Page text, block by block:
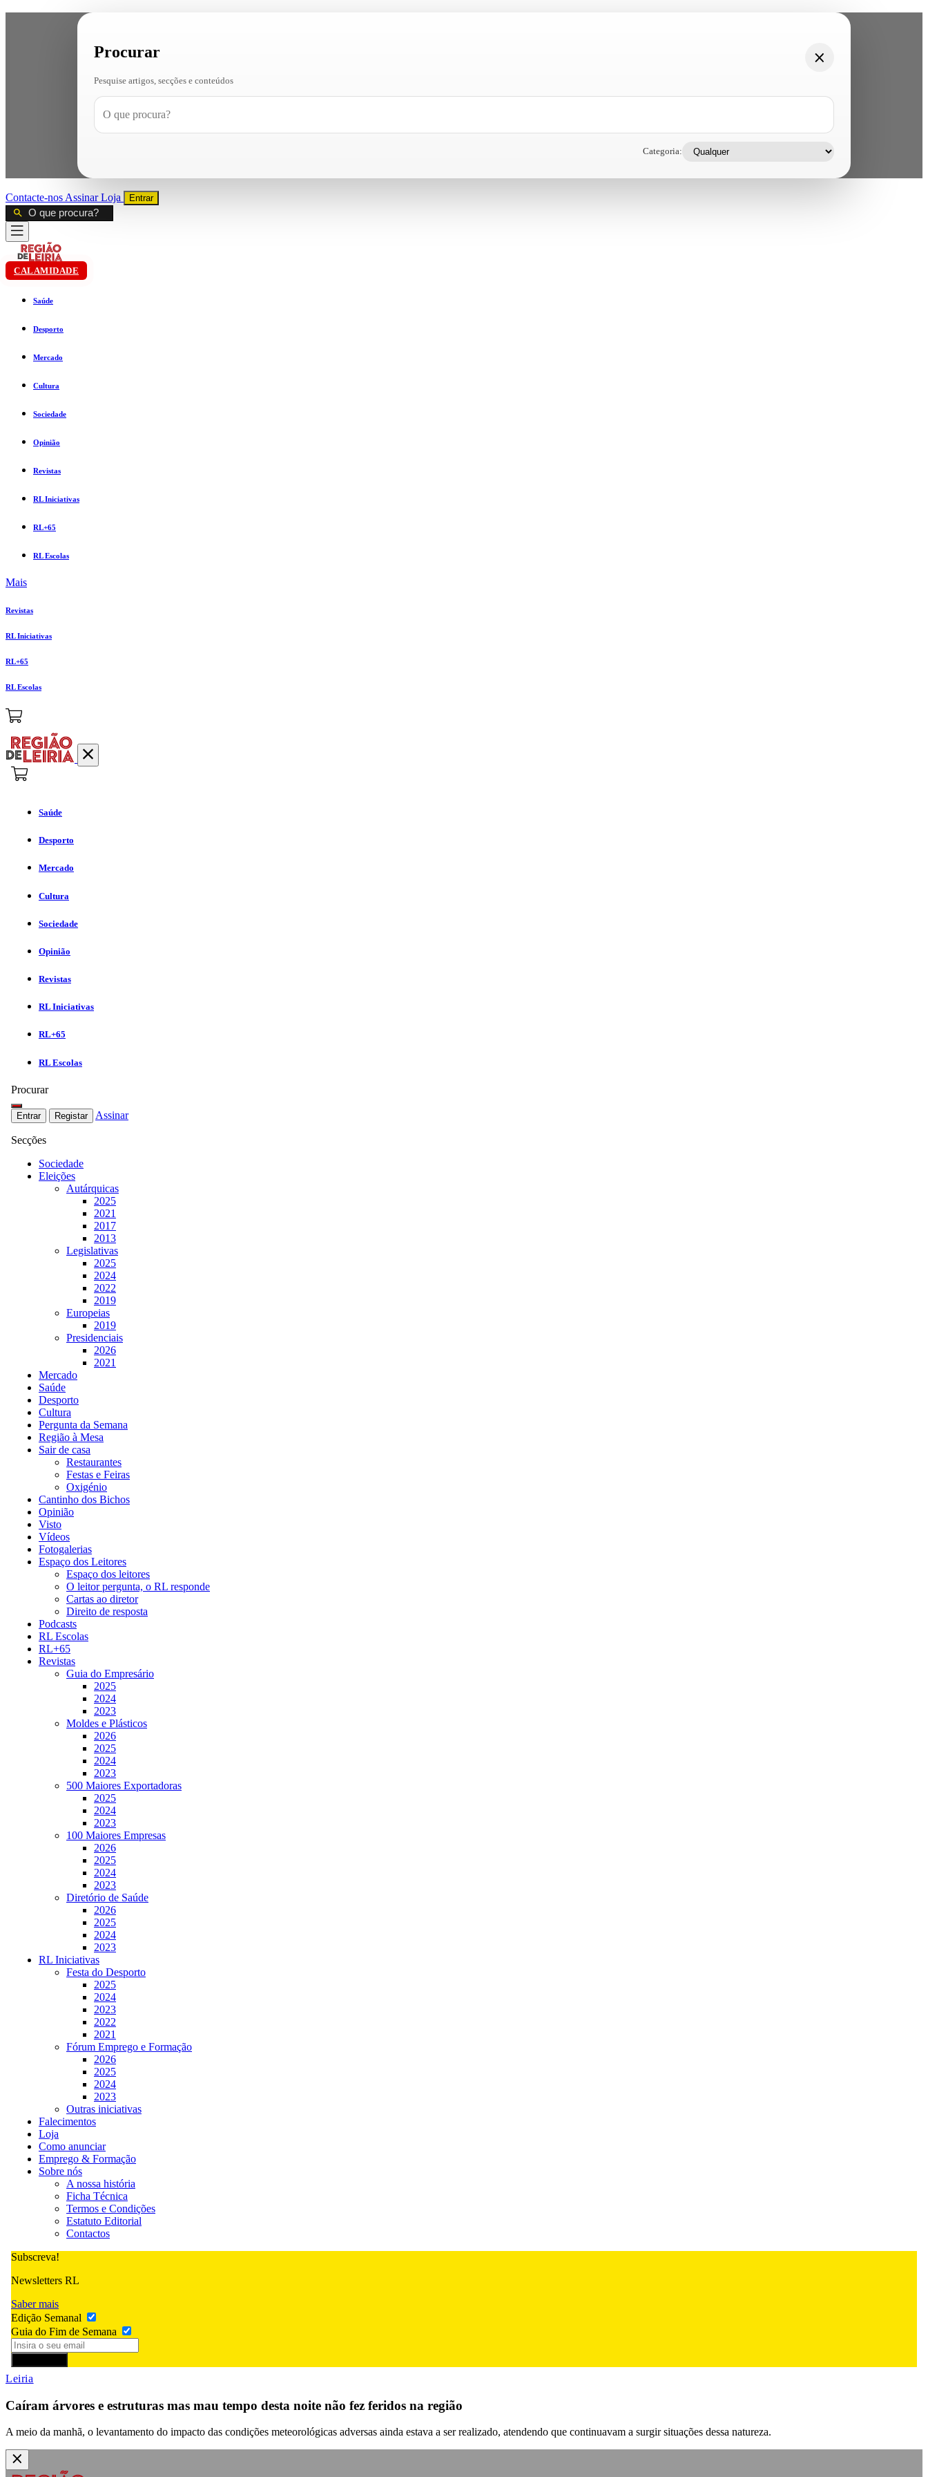
Procurar
Pesquise artigos, secções e conteúdos
Categoria:
Contacte-nos AssinarLoja Entrar
CALAMIDADE
Saúde
Desporto
Mercado
Cultura
Sociedade
Opinião
Revistas
RL Iniciativas
RL+65
RL Escolas
Mais
Revistas
RL Iniciativas
RL+65
RL Escolas
Saúde
Desporto
Mercado
Cultura
Sociedade
Opinião
Revistas
RL Iniciativas
RL+65
RL Escolas
Procurar
Entrar Registar Assinar
Secções
Sociedade
Eleições
Autárquicas
2025
2021
2017
2013
Legislativas
2025
2024
2022
2019
Europeias
2019
Presidenciais
2026
2021
Mercado
Saúde
Desporto
Cultura
Pergunta da Semana
Região à Mesa
Sair de casa
Restaurantes
Festas e Feiras
Oxigénio
Cantinho dos Bichos
Opinião
Visto
Vídeos
Fotogalerias
Espaço dos Leitores
Espaço dos leitores
O leitor pergunta, o RL responde
Cartas ao diretor
Direito de resposta
Podcasts
RL Escolas
RL+65
Revistas
Guia do Empresário
2025
2024
2023
Moldes e Plásticos
2026
2025
2024
2023
500 Maiores Exportadoras
2025
2024
2023
100 Maiores Empresas
2026
2025
2024
2023
Diretório de Saúde
2026
2025
2024
2023
RL Iniciativas
Festa do Desporto
2025
2024
2023
2022
2021
Fórum Emprego e Formação
2026
2025
2024
2023
Outras iniciativas
Falecimentos
Loja
Como anunciar
Emprego & Formação
Sobre nós
A nossa história
Ficha Técnica
Termos e Condições
Estatuto Editorial
Contactos
Subscreva!
Newsletters RL
Saber mais
Edição Semanal
Guia do Fim de Semana
Leiria
Caíram árvores e estruturas mas mau tempo desta noite não fez feridos na região
A meio da manhã, o levantamento do impacto das condições meteorológicas adversas ainda estava a ser realizado, atendendo que continuavam a surgir situações dessa natureza.